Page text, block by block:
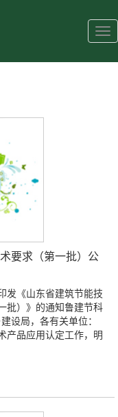
要求（第一批）公
发《山东省建筑节能技
批）》的通知鲁建节科
设局，各有关单位：
产品应用认定工作，明